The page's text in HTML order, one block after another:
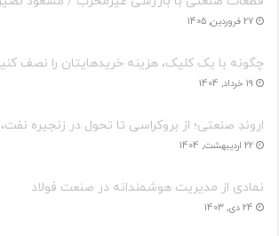
27 فروردین, 1405
چگونه با یک کلیک، هزینه خریدهایتان را نصف
19 خرداد, 1404
اروندِ صنعتی؛ از بروکراسی تا تحول در زنجیره
22 اردیبهشت, 1404
نمادی از مدیریت هوشمندانه در صنعت فولاد
24 دی, 1403